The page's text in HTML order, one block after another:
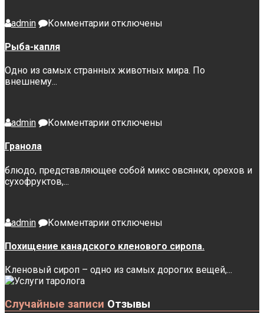
admin Комментариикотключены
Рыба-капля
Одно из самых странных животных мира. По
внешнему...
admin Комментариикотключены
Гранола
блюдо, представляющее собой микс овсянки, орехов и
сухофруктов,...
admin Комментариик
Похищение
кленового
отключены
Похищение канадского кленового сиропа.
Кленовый сироп – одно из самых дорогих вещей,...
Случайные записи Отзывы